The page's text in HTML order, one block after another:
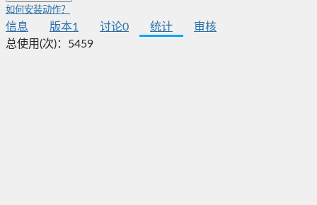
如何安装动作？
信息 版本1 讨论0 统计
审核
总使用(次)： 5459